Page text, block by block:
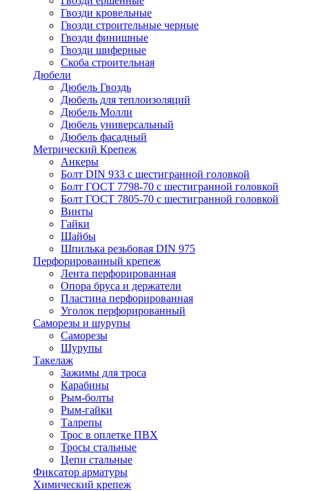
Гвозди кровельные
Гвозди строительные черные
Гвозди финишные
Гвозди шиферные
Скоба строительная
Дюбели
Дюбель Гвоздь
Дюбель для теплоизоляций
Дюбель Молли
Дюбель универсальный
Дюбель фасадный
Метрический Крепеж
Анкеры
Болт DIN 933 с шестигранной головкой
Болт ГОСТ 7798-70 с шестигранной головкой
Болт ГОСТ 7805-70 с шестигранной головкой
Винты
Гайки
Шайбы
Шпилька резьбовая DIN 975
Перфорированный крепеж
Лента перфорированная
Опора бруса и держатели
Пластина перфорированная
Уголок перфорированный
Саморезы и шурупы
Саморезы
Шурупы
Такелаж
Зажимы для троса
Карабины
Рым-болты
Рым-гайки
Талрепы
Трос в оплетке ПВХ
Тросы стальные
Цепи стальные
Фиксатор арматуры
Химический крепеж